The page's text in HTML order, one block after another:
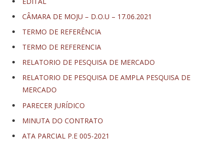
CÂMARA DE MOJU – D.O.U – 17.06.2021
TERMO DE REFERÊNCIA
TERMO DE REFERENCIA
RELATORIO DE PESQUISA DE MERCADO
RELATORIO DE PESQUISA DE AMPLA PESQUISA DE
MERCADO
PARECER JURÍDICO
MINUTA DO CONTRATO
ATA PARCIAL P.E 005-2021